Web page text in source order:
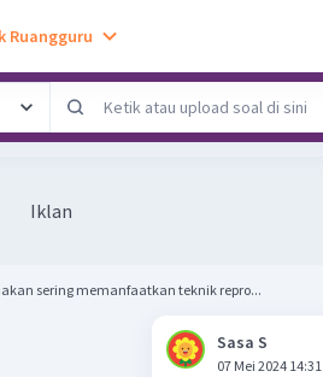
Ruangguru
Iklan
sering memanfaatkan teknik repro...
Sasa S
07 Mei 2024 14:31